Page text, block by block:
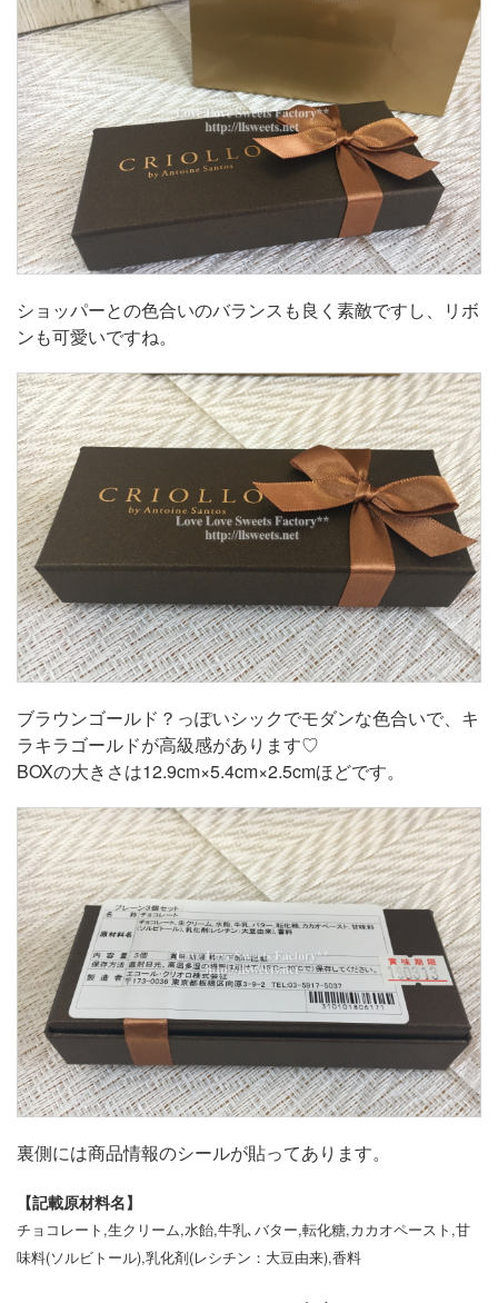
ショッパーとの色合いのバランスも良く素敵ですし、リボ
ンも可愛いですね。
ブラウンゴールド？っぽいシックでモダンな色合いで、キ
ラキラゴールドが高級感があります♡
BOXの大きさは12.9cm×5.4cm×2.5cmほどです。
裏側には商品情報のシールが貼ってあります。
【記載原材料名】
チョコレート,生クリーム,水飴,牛乳､バター,転化糖,カカオペースト,甘
味料(ソルビトール),乳化剤(レシチン：大豆由来),香料